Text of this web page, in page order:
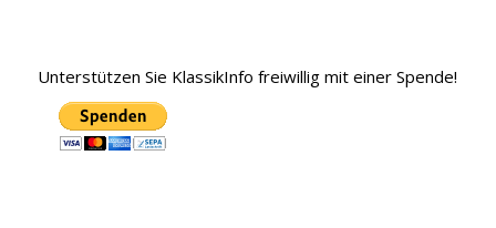
Unterstützen Sie KlassikInfo freiwillig mit einer Spende!